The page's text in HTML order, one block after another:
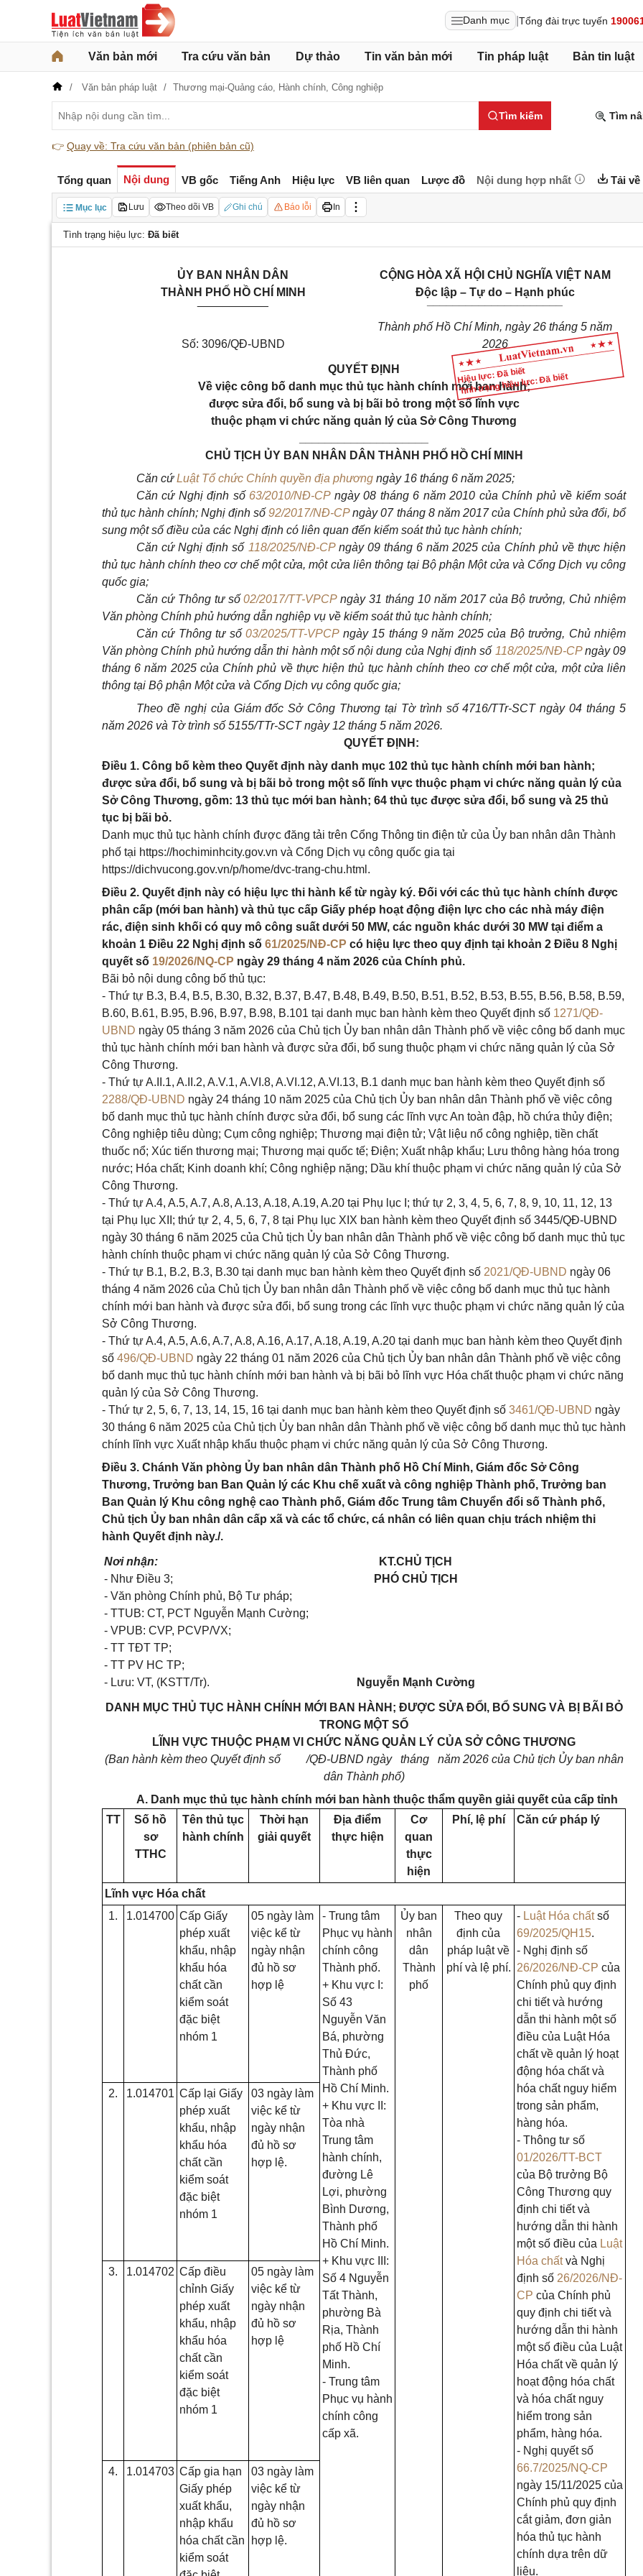
Danh mục Tổng đài trực tuyến
Văn bản mới Tra cứu văn bản Dự thảo Tin văn bản mới Tin pháp luật Bản tin luật
Văn bản pháp luật Thương mại-Quảng cáo, Hành chính, Công nghiệp
Tìm kiếm Tìm
👉 Quay về: Tra cứu văn bản (phiên bản cũ)
Tổng quan Nội dung VB gốc Tiếng Anh Hiệu lực VB liên quan Lược đồ Nội dung hợp nhất Tải về
Mục lục Lưu Theo dõi VB Ghi chú Báo lỗi In
Tình trạng hiệu lực: Đã biết
Hiệu lực: Đã biết
Tình trạng hiệu lực: Đã biết
ỦY BAN NHÂN DÂN
THÀNH PHỐ HỒ CHÍ MINH
Số: 3096/QĐ-UBND
CỘNG HÒA XÃ HỘI CHỦ NGHĨA VIỆT NAM
Độc lập – Tự do – Hạnh phúc
_____________________
Thành phố Hồ Chí Minh, ngày 26 tháng 5 năm
2026
QUYẾT ĐỊNH
Về việc công bố danh mục thủ tục hành chính mới ban hành;
được sửa đổi, bổ sung và bị bãi bỏ trong một số lĩnh vực
thuộc phạm vi chức năng quản lý của Sở Công Thương
CHỦ TỊCH ỦY BAN NHÂN DÂN THÀNH PHỐ HỒ CHÍ MINH
Căn cứLuật Tổ chức Chính quyền địa phương ngày 16 tháng 6 năm 2025;
Căn cứ Nghị định số 63/2010/NĐ-CPngày 08 tháng 6 năm 2010 của Chính phủ về kiểm soát
thủ tục hành chính; Nghị định số92/2017/NĐ-CPngày 07 tháng 8 năm 2017 của Chính phủ sửa đổi, bổ
sung một số điều của các Nghị định có liên quan đến kiểm soát thủ tục hành chính;
Căn cứ Nghị định số 118/2025/NĐ-CPngày 09 tháng 6 năm 2025 của Chính phủ về thực hiện
thủ tục hành chính theo cơ chế một cửa, một cửa liên thông tại Bộ phận Một cửa và Cổng Dịch vụ công
quốc gia;
Căn cứ Thông tư số02/2017/TT-VPCPngày 31 tháng 10 năm 2017 của Bộ trưởng, Chủ nhiệm
Văn phòng Chính phủ hướng dẫn nghiệp vụ về kiểm soát thủ tục hành chính;
Căn cứ Thông tư số03/2025/TT-VPCPngày 15 tháng 9 năm 2025 của Bộ trưởng, Chủ nhiệm
Văn phòng Chính phủ hướng dẫn thi hành một số nội dung của Nghị định số 118/2025/NĐ-CPngày 09
tháng 6 năm 2025 của Chính phủ về thực hiện thủ tục hành chính theo cơ chế một cửa, một cửa liên
thông tại Bộ phận Một cửa và Cổng Dịch vụ công quốc gia;
Theo đề nghị của Giám đốc Sở Công Thương tại Tờ trình số 4716/TTr-SCT ngày 04 tháng 5
năm 2026 và Tờ trình số 5155/TTr-SCT ngày 12 tháng 5 năm 2026.
QUYẾT ĐỊNH:
Điều 1. Công bố kèm theo Quyết định này danh mục 102 thủ tục hành chính mới ban hành;
được sửa đổi, bổ sung và bị bãi bỏ trong một số lĩnh vực thuộc phạm vi chức năng quản lý của
Sở Công Thương, gồm: 13 thủ tục mới ban hành; 64 thủ tục được sửa đổi, bổ sung và 25 thủ
tục bị bãi bỏ.
Danh mục thủ tục hành chính được đăng tải trên Cổng Thông tin điện tử của Ủy ban nhân dân Thành
phố tại https://hochiminhcity.gov.vn và Cổng Dịch vụ công quốc gia tại
https://dichvucong.gov.vn/p/home/dvc-trang-chu.html.
Điều 2. Quyết định này có hiệu lực thi hành kể từ ngày ký. Đối với các thủ tục hành chính được
phân cấp (mới ban hành) và thủ tục cấp Giấy phép hoạt động điện lực cho các nhà máy điện
rác, điện sinh khối có quy mô công suất dưới 50 MW, các nguồn khác dưới 30 MW tại điểm a
khoản 1 Điều 22 Nghị định số 61/2025/NĐ-CP có hiệu lực theo quy định tại khoản 2 Điều 8 Nghị
quyết số 19/2026/NQ-CP ngày 29 tháng 4 năm 2026 của Chính phủ.
Bãi bỏ nội dung công bố thủ tục:
- Thứ tự B.3, B.4, B.5, B.30, B.32, B.37, B.47, B.48, B.49, B.50, B.51, B.52, B.53, B.55, B.56, B.58, B.59,
B.60, B.61, B.95, B.96, B.97, B.98, B.101 tại danh mục ban hành kèm theo Quyết định số 1271/QĐ-
UBND ngày 05 tháng 3 năm 2026 của Chủ tịch Ủy ban nhân dân Thành phố về việc công bố danh mục
thủ tục hành chính mới ban hành và được sửa đổi, bổ sung thuộc phạm vi chức năng quản lý của Sở
Công Thương.
- Thứ tự A.II.1, A.II.2, A.V.1, A.VI.8, A.VI.12, A.VI.13, B.1 danh mục ban hành kèm theo Quyết định số
2288/QĐ-UBND ngày 24 tháng 10 năm 2025 của Chủ tịch Ủy ban nhân dân Thành phố về việc công
bố danh mục thủ tục hành chính được sửa đổi, bổ sung các lĩnh vực An toàn đập, hồ chứa thủy điện;
Công nghiệp tiêu dùng; Cụm công nghiệp; Thương mại điện tử; Vật liệu nổ công nghiệp, tiền chất
thuốc nổ; Xúc tiến thương mại; Thương mại quốc tế; Điện; Xuất nhập khẩu; Lưu thông hàng hóa trong
nước; Hóa chất; Kinh doanh khí; Công nghiệp nặng; Dầu khí thuộc phạm vi chức năng quản lý của Sở
Công Thương.
- Thứ tự A.4, A.5, A.7, A.8, A.13, A.18, A.19, A.20 tại Phụ lục I; thứ tự 2, 3, 4, 5, 6, 7, 8, 9, 10, 11, 12, 13
tại Phụ lục XII; thứ tự 2, 4, 5, 6, 7, 8 tại Phụ lục XIX ban hành kèm theo Quyết định số 3445/QĐ-UBND
ngày 30 tháng 6 năm 2025 của Chủ tịch Ủy ban nhân dân Thành phố về việc công bố danh mục thủ tục
hành chính thuộc phạm vi chức năng quản lý của Sở Công Thương.
- Thứ tự B.1, B.2, B.3, B.30 tại danh mục ban hành kèm theo Quyết định số 2021/QĐ-UBND ngày 06
tháng 4 năm 2026 của Chủ tịch Ủy ban nhân dân Thành phố về việc công bố danh mục thủ tục hành
chính mới ban hành và được sửa đổi, bổ sung trong các lĩnh vực thuộc phạm vi chức năng quản lý của
Sở Công Thương.
- Thứ tự A.4, A.5, A.6, A.7, A.8, A.16, A.17, A.18, A.19, A.20 tại danh mục ban hành kèm theo Quyết định
số 496/QĐ-UBND ngày 22 tháng 01 năm 2026 của Chủ tịch Ủy ban nhân dân Thành phố về việc công
bố danh mục thủ tục hành chính mới ban hành và bị bãi bỏ lĩnh vực Hóa chất thuộc phạm vi chức năng
quản lý của Sở Công Thương.
- Thứ tự 2, 5, 6, 7, 13, 14, 15, 16 tại danh mục ban hành kèm theo Quyết định số 3461/QĐ-UBND ngày
30 tháng 6 năm 2025 của Chủ tịch Ủy ban nhân dân Thành phố về việc công bố danh mục thủ tục hành
chính lĩnh vực Xuất nhập khẩu thuộc phạm vi chức năng quản lý của Sở Công Thương.
Điều 3. Chánh Văn phòng Ủy ban nhân dân Thành phố Hồ Chí Minh, Giám đốc Sở Công
Thương, Trưởng ban Ban Quản lý các Khu chế xuất và công nghiệp Thành phố, Trưởng ban
Ban Quản lý Khu công nghệ cao Thành phố, Giám đốc Trung tâm Chuyển đổi số Thành phố,
Chủ tịch Ủy ban nhân dân cấp xã và các tổ chức, cá nhân có liên quan chịu trách nhiệm thi
hành Quyết định này./.
Nơi nhận:
- Như Điều 3;
- Văn phòng Chính phủ, Bộ Tư pháp;
- TTUB: CT, PCT Nguyễn Mạnh Cường;
- VPUB: CVP, PCVP/VX;
- TT TĐT TP;
- TT PV HC TP;
- Lưu: VT, (KSTT/Tr).
KT.CHỦ TỊCH
PHÓ CHỦ TỊCH
Nguyễn Mạnh Cường
DANH MỤC THỦ TỤC HÀNH CHÍNH MỚI BAN HÀNH; ĐƯỢC SỬA ĐỔI, BỔ SUNG VÀ BỊ BÃI BỎ
TRONG MỘT SỐ
LĨNH VỰC THUỘC PHẠM VI CHỨC NĂNG QUẢN LÝ CỦA SỞ CÔNG THƯƠNG
(Ban hành kèm theo Quyết định số /QĐ-UBND ngày tháng năm 2026 của Chủ tịch Ủy ban nhân
dân Thành phố)
A. Danh mục thủ tục hành chính mới ban hành thuộc thẩm quyền giải quyết của cấp tỉnh
TT
Số hồ
sơ
TTHC
Tên thủ tục
hành chính
Thời hạn
giải quyết
Địa điểm
thực hiện
Cơ
quan
thực
hiện
Phí, lệ phí Căn cứ pháp lý
Lĩnh vực Hóa chất
1.
1.014700 Cấp Giấy
phép xuất
khẩu, nhập
khẩu hóa
chất cần
kiểm soát
đặc biệt
nhóm 1
05 ngày làm
việc kể từ
ngày nhận
đủ hồ sơ
hợp lệ
- Trung tâm
Phục vụ hành
chính công
Thành phố.
+ Khu vực I:
Số 43
Nguyễn Văn
Bá, phường
Thủ Đức,
Thành phố
Hồ Chí Minh.
+ Khu vực II:
Tòa nhà
Trung tâm
hành chính,
đường Lê
Lợi, phường
Bình Dương,
Thành phố
Hồ Chí Minh.
+ Khu vực III:
Số 4 Nguyễn
Tất Thành,
phường Bà
Rịa, Thành
phố Hồ Chí
Minh.
- Trung tâm
Phục vụ hành
chính công
cấp xã.
Ủy ban
nhân
dân
Thành
phố
Theo quy
định của
pháp luật về
phí và lệ phí.
- Luật Hóa chấtsố
69/2025/QH15.
- Nghị định số
26/2026/NĐ-CP của
Chính phủ quy định
chi tiết và hướng
dẫn thi hành một số
điều của Luật Hóa
chất về quản lý hoạt
động hóa chất và
hóa chất nguy hiểm
trong sản phẩm,
hàng hóa.
- Thông tư số
01/2026/TT-BCT
của Bộ trưởng Bộ
Công Thương quy
định chi tiết và
hướng dẫn thi hành
một số điều của Luật
Hóa chấtvà Nghị
định số 26/2026/NĐ-
CP của Chính phủ
quy định chi tiết và
hướng dẫn thi hành
một số điều của Luật
Hóa chất về quản lý
hoạt động hóa chất
và hóa chất nguy
hiểm trong sản
phẩm, hàng hóa.
- Nghị quyết số
66.7/2025/NQ-CP
ngày 15/11/2025 của
Chính phủ quy định
cắt giảm, đơn giản
hóa thủ tục hành
chính dựa trên dữ
liệu.
2. 1.014701 Cấp lại Giấy
phép xuất
khẩu, nhập
khẩu hóa
chất cần
kiểm soát
đặc biệt
nhóm 1
03 ngày làm
việc kể từ
ngày nhận
đủ hồ sơ
hợp lệ.
3. 1.014702 Cấp điều
chỉnh Giấy
phép xuất
khẩu, nhập
khẩu hóa
chất cần
kiểm soát
đặc biệt
nhóm 1
05 ngày làm
việc kể từ
ngày nhận
đủ hồ sơ
hợp lệ
4. 1.014703 Cấp gia hạn
Giấy phép
xuất khẩu,
nhập khẩu
hóa chất cần
kiểm soát
03 ngày làm
việc kể từ
ngày nhận
đủ hồ sơ
hợp lệ.